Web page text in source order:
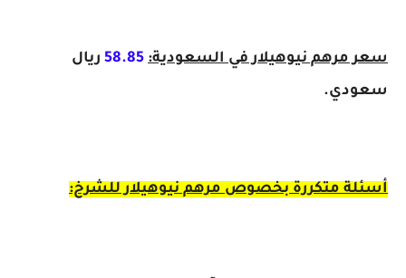
سعر مرهم نيوهيلار في السعودية: 58.85 ريال
سعودي.
أسئلة متكررة بخصوص مرهم نيوهيلار للشرخ: